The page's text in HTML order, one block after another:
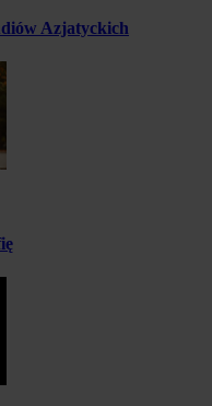
Azjatyckich